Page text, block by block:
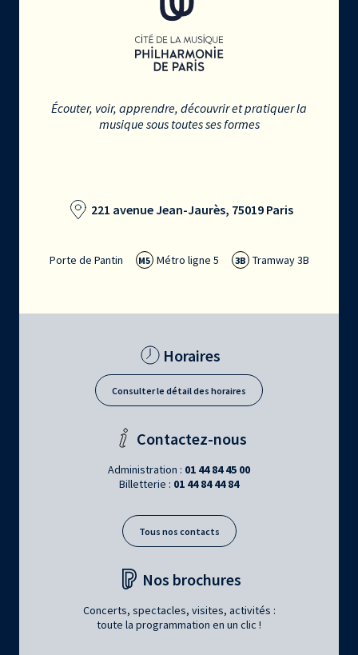
Écouter, voir, apprendre, découvrir et pratiquer la
musique sous toutes ses formes
221 avenue Jean-Jaurès, 75019 Paris
Porte de Pantin M5 Métro ligne 5 3B Tramway 3B
Horaires
Consulter le détail des horaires
Contactez-nous
Administration : 01 44 84 45 00
Billetterie : 01 44 84 44 84
Tous nos contacts
Nos brochures
Concerts, spectacles, visites, activités :
toute la programmation en un clic !